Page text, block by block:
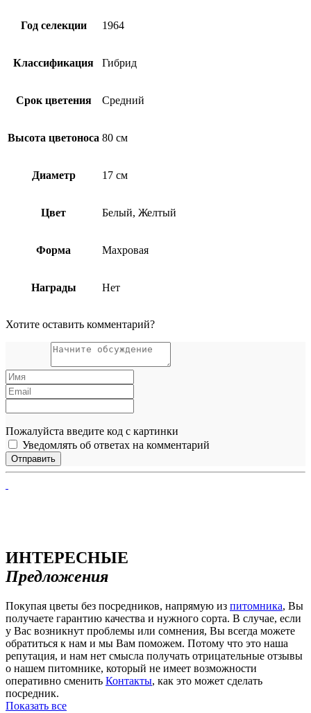
Год селекции 1964
Классификация Гибрид
Срок цветения Средний
Высота цветоноса 80 см
Диаметр 17 см
Цвет Белый, Желтый
Форма Махровая
Награды Нет
Хотите оставить комментарий?
Пожалуйста введите код с картинки
Уведомлять об ответах на комментарий
ИНТЕРЕСНЫЕ
Предложения
Покупая цветы без посредников, напрямую из питомника, Вы
получаете гарантию качества и нужного сорта. В случае, если
у Вас возникнут проблемы или сомнения, Вы всегда можете
обратиться к нам и мы Вам поможем. Потому что это наша
репутация, и нам нет смысла получать отрицательные отзывы
о нашем питомнике, который не имеет возможности
оперативно сменить Контакты, как это может сделать
посредник.
Показать все